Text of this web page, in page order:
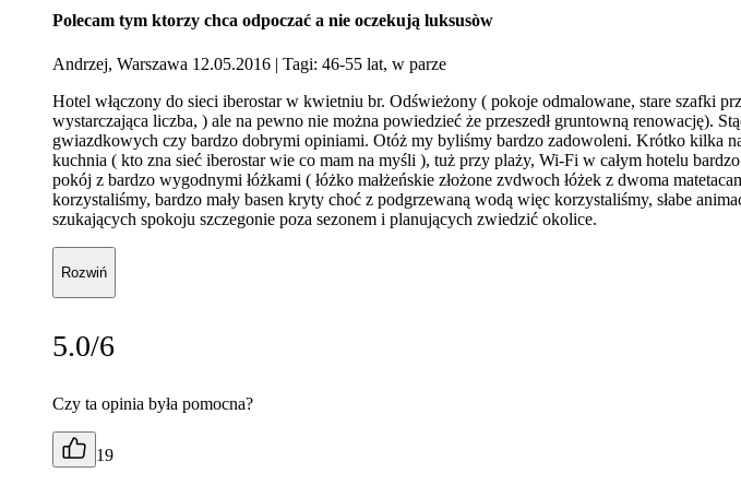
Polecam tym ktorzy chca odpoczać a nie oczekują luksusòw
Andrzej, Warszawa 12.05.2016 | Tagi: 46-55 lat, w parze
Hotel włączony do sieci iberostar w kwietniu br. Odświeżony ( pokoje odmalowane, stare szafki
wystarczająca liczba, ) ale na pewno nie można powiedzieć że przeszedł gruntowną renowację).
gwiazdkowych czy bardzo dobrymi opiniami. Otóż my byliśmy bardzo zadowoleni. Krótko kilka
kuchnia ( kto zna sieć iberostar wie co mam na myśli ), tuż przy plaży, Wi-Fi w całym hotelu
pokój z bardzo wygodnymi łóżkami ( łóżko małżeńskie złożone zvdwoch łóżek z dwoma
korzystaliśmy, bardzo mały basen kryty choć z podgrzewaną wodą więc korzystaliśmy, słabe
szukających spokoju szczegonie poza sezonem i planujących zwiedzić okolice.
Rozwiń
5.0/6
Czy ta opinia była pomocna?
19